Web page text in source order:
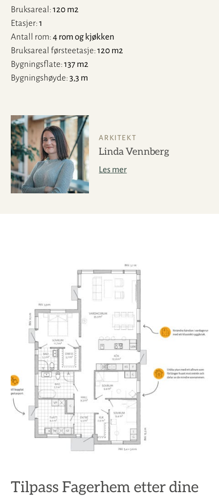
Bruksareal
120 m2
Etasjer 1
Antall rom 4 rom og kjøkken
Bruksareal førsteetasje 120 m2
Bygningsflate 137 m2
Bygningshøyde 3,3 m
ARKITEKT
Linda Vennberg
Les mer
Tilpass Fagerhem etter dine